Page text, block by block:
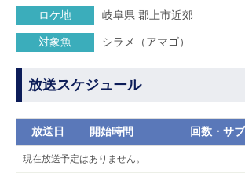
ロケ地 岐阜県 郡上市近郊
対象魚 シラメ（アマゴ）
放送スケジュール
放送日 開始時間 回数・サ
現在放送予定はありません。